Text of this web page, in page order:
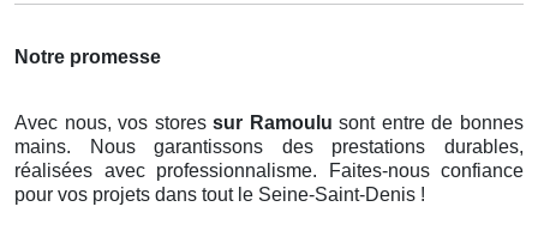
Notre promesse
Avec nous, vos storessur Ramoulusont entre de bonnes
mains. Nous garantissons des prestations durables,
réalisées avec professionnalisme. Faites-nous confiance
pour vos projets dans tout le Seine-Saint-Denis !